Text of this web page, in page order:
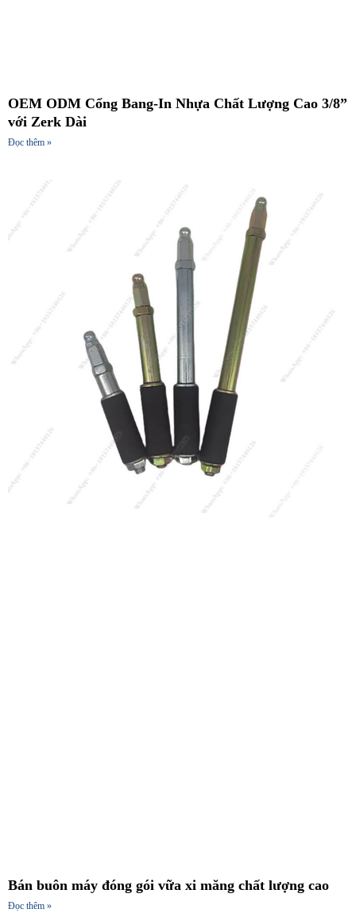
OEM ODM Cổng Bang-In Nhựa Chất Lượng Cao 3/8”
với Zerk Dài
Đọc thêm »
Bán buôn máy đóng gói vữa xi măng chất lượng cao
Đọc thêm »